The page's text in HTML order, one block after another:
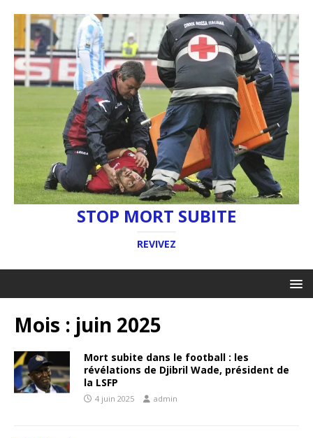
STOP MORT SUBITE
REVIVEZ
Mois : juin 2025
Mort subite dans le football : les
révélations de Djibril Wade, président de
la LSFP
4 juin 2025 admin